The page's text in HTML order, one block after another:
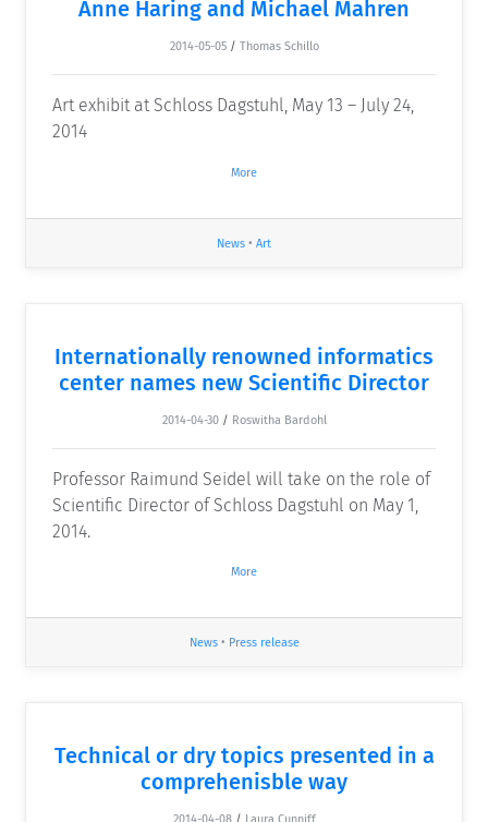
Anne Haring and Michael Mahren
2014-05-05 / Thomas Schillo
Art exhibit at Schloss Dagstuhl, May 13 – July 24,
2014
More
News • Art
Internationally renowned informatics
center names new Scientific Director
2014-04-30 / Roswitha Bardohl
Professor Raimund Seidel will take on the role of
Scientific Director of Schloss Dagstuhl on May 1,
2014.
More
News• Press release
Technical or dry topics presented in a
comprehenisble way